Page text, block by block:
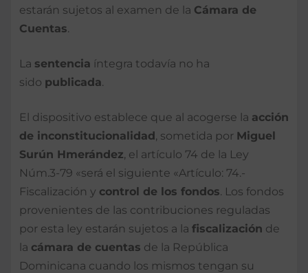
estarán sujetos al examen de la Cámara de
Cuentas
La sentencia íntegra todavía no ha
sido publicada
El dispositivo establece que al acogerse la acción
de inconstitucionalidad , sometida por Miguel
Surún Hmerández , el artículo 74 de la Ley
Núm.3-79 «será el siguiente «Artículo: 74.-
Fiscalización y control de los fondos . Los fondos
provenientes de las contribuciones reguladas
por esta ley estarán sujetos a la fiscalización de
la cámara de cuentas de la República
Dominicana cuando los mismos tengan su